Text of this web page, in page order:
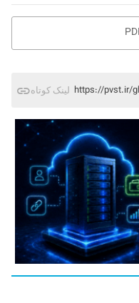
لینک کوتاه https://pvst.ir/